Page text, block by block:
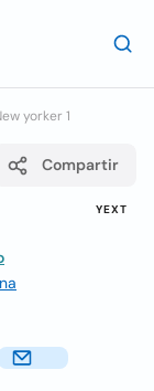
yorker 1
YEXT
Compartir